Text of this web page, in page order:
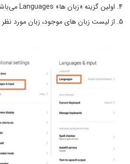
اولین گزینه «زبان ها» Languages می‌باشد.
از لیست زبان های موجود، زبان مورد نظر